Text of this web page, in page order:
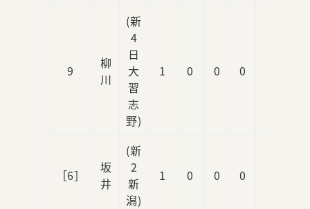
9
柳
川
(新
4
日
大
習
志
野)
1 0 0 0
［6］
坂
井
(新
2
新
潟)
1 0 0 0